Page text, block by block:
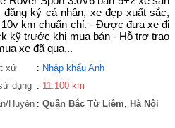
đăng ký cá nhân, xe đẹp xuất sắc,
10v km chuẩn chỉ. - Được đưa xe đi
kỹ trước khi mua bán - Hỗ trợ trao
xe đã qua...
xứ : Nhập khẩu Anh
dụng : 11.100 km
Huyện : Quận Bắc Từ Liêm, Hà Nội